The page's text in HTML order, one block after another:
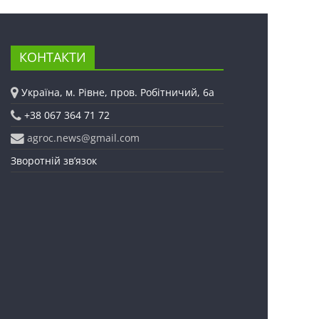
КОНТАКТИ
Україна, м. Рівне, пров. Робітничий, 6а
+38 067 364 71 72
agroc.news@gmail.com
Зворотній зв’язок